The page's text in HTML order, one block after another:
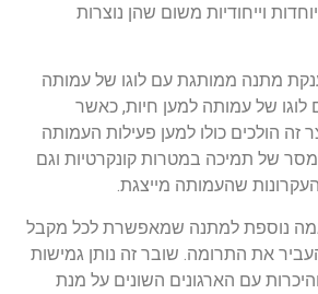
וייחודיות משום שהן נוצרות
מתנה ממותגת עם לוגו של עמותה
לוגו של עמותה למען חיות, כאשר
זה הולכים כולו למען פעילות העמותה
של תמיכה במטרות קונקרטיות וגם
שהעמותה מייצגת.
נוספת למתנה שמאפשרת לכל מקבל
את התרומה. שובר זה נותן גמישות
עם הארגונים השונים על מנת